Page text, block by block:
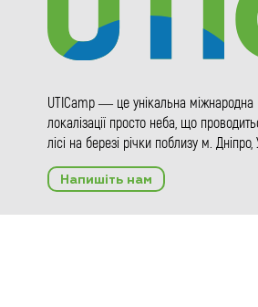
UTICamp — це унікальна міжнародна
локалізації просто неба, що
лісі на березі річки поблизу м. Дніпро,
Напишіть нам